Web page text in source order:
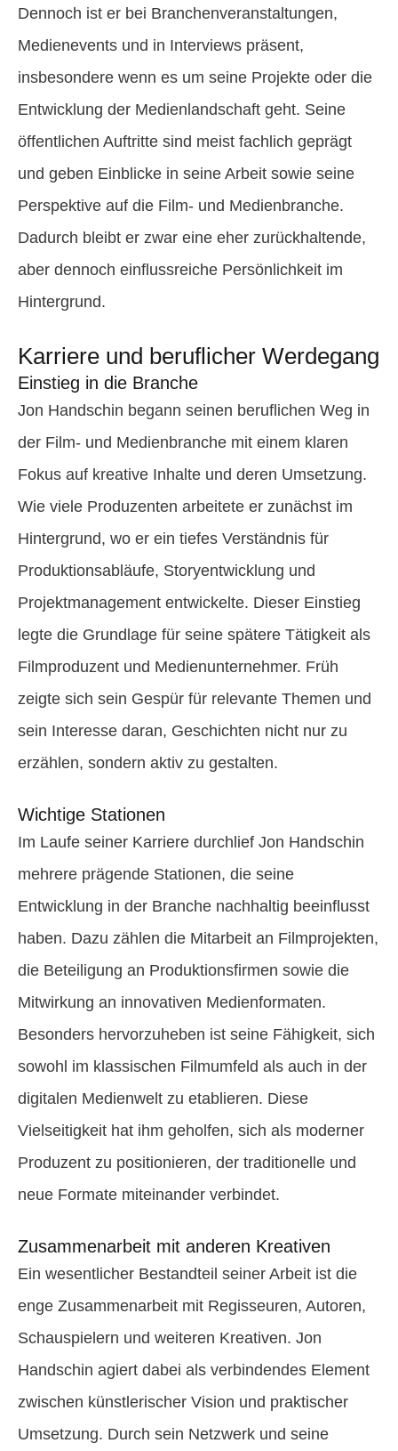
Dennoch ist er bei Branchenveranstaltungen,
Medienevents und in Interviews präsent,
insbesondere wenn es um seine Projekte oder die
Entwicklung der Medienlandschaft geht. Seine
öffentlichen Auftritte sind meist fachlich geprägt
und geben Einblicke in seine Arbeit sowie seine
Perspektive auf die Film- und Medienbranche.
Dadurch bleibt er zwar eine eher zurückhaltende,
aber dennoch einflussreiche Persönlichkeit im
Hintergrund.
Karriere und beruflicher Werdegang
Einstieg in die Branche
Jon Handschin begann seinen beruflichen Weg in
der Film- und Medienbranche mit einem klaren
Fokus auf kreative Inhalte und deren Umsetzung.
Wie viele Produzenten arbeitete er zunächst im
Hintergrund, wo er ein tiefes Verständnis für
Produktionsabläufe, Storyentwicklung und
Projektmanagement entwickelte. Dieser Einstieg
legte die Grundlage für seine spätere Tätigkeit als
Filmproduzent und Medienunternehmer. Früh
zeigte sich sein Gespür für relevante Themen und
sein Interesse daran, Geschichten nicht nur zu
erzählen, sondern aktiv zu gestalten.
Wichtige Stationen
Im Laufe seiner Karriere durchlief Jon Handschin
mehrere prägende Stationen, die seine
Entwicklung in der Branche nachhaltig beeinflusst
haben. Dazu zählen die Mitarbeit an Filmprojekten,
die Beteiligung an Produktionsfirmen sowie die
Mitwirkung an innovativen Medienformaten.
Besonders hervorzuheben ist seine Fähigkeit, sich
sowohl im klassischen Filmumfeld als auch in der
digitalen Medienwelt zu etablieren. Diese
Vielseitigkeit hat ihm geholfen, sich als moderner
Produzent zu positionieren, der traditionelle und
neue Formate miteinander verbindet.
Zusammenarbeit mit anderen Kreativen
Ein wesentlicher Bestandteil seiner Arbeit ist die
enge Zusammenarbeit mit Regisseuren, Autoren,
Schauspielern und weiteren Kreativen. Jon
Handschin agiert dabei als verbindendes Element
zwischen künstlerischer Vision und praktischer
Umsetzung. Durch sein Netzwerk und seine